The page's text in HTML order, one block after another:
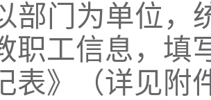
部门为单位，
职工信息，填
表》（详见附